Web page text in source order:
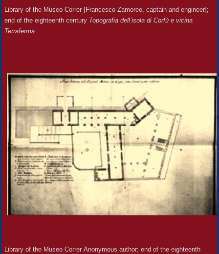
Library of the Museo Correr [Francesco Zamoreo, captain and engineer];
end of the eighteenth century Topografia dell’isola di Corfù e vicina
Terraferma .
Library of the Museo Correr Anonymous author; end of the eighteenth